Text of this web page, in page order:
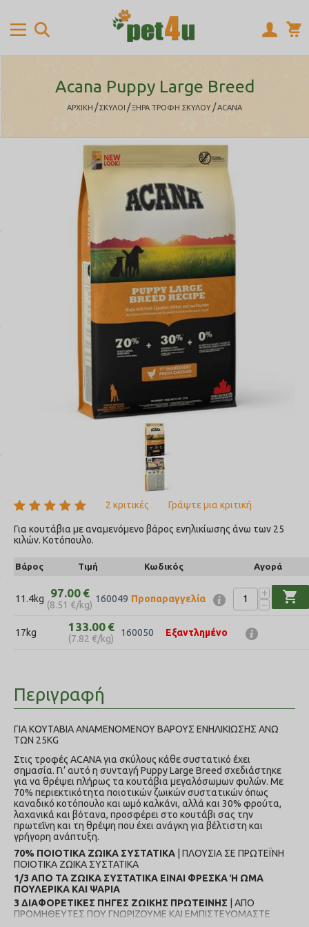
Acana Puppy Large Breed
ΑΡΧΙΚΉ /ΣΚΥΛΟΙ /ΞΗΡΑ ΤΡΟΦΗ ΣΚΥΛΟΥ /ACANA
2 κριτικές Γράψτε μια κριτική
Για κουτάβια με αναμενόμενο βάρος ενηλικίωσης άνω των 25
κιλών. Κοτόπουλο.
Βάρος Τιμή Κωδικός Αγορά
11.4kg 97.00 €
(8.51 €/kg)
160049 Προπαραγγελία
+
−
shopping_cart
17kg 133.00 €
(7.82 €/kg)
160050 Εξαντλημένο
Περιγραφή
ΓΙΑ ΚΟΥΤΑΒΙΑ ΑΝΑΜΕΝΟΜΕΝΟΥ ΒΑΡΟΥΣ ΕΝΗΛΙΚΙΩΣΗΣ ΑΝΩ
ΤΩΝ 25KG
Στις τροφές ACANA για σκύλους κάθε συστατικό έχει
σημασία. Γι’ αυτό η συνταγή Puppy Large Breed σχεδιάστηκε
για να θρέψει πλήρως τα κουτάβια μεγαλόσωμων φυλών. Με
70% περιεκτικότητα ποιοτικών ζωικών συστατικών όπως
καναδικό κοτόπουλο και ωμό καλκάνι, αλλά και 30% φρούτα,
λαχανικά και βότανα, προσφέρει στο κουτάβι σας την
πρωτεΐνη και τη θρέψη που έχει ανάγκη για βέλτιστη και
γρήγορη ανάπτυξη.
70% ΠΟΙΟΤΙΚΑ ΖΩΙΚΑ ΣΥΣΤΑΤΙΚΑ | ΠΛΟΥΣΙΑ ΣΕ ΠΡΩΤΕΪΝΗ
ΠΟΙΟΤΙΚΑ ΖΩΙΚΑ ΣΥΣΤΑΤΙΚΑ
1/3 ΑΠΟ TA ΖΩΙΚΑ ΣΥΣΤΑΤΙΚΑ ΕΙΝΑΙ ΦΡΕΣΚΑ Ή ΩΜΑ
ΠΟΥΛΕΡΙΚΑ ΚΑΙ ΨΑΡΙΑ
3 ΔΙΑΦΟΡΕΤΙΚΕΣ ΠΗΓΕΣ ΖΩΙΚΗΣ ΠΡΩΤΕΙΝΗΣ
| ΑΠΟ
ΠΡΟΜΗΘΕΥΤΕΣ ΠΟΥ ΓΝΩΡΙΖΟΥΜΕ ΚΑΙ ΕΜΠΙΣΤΕΥΟΜΑΣΤΕ